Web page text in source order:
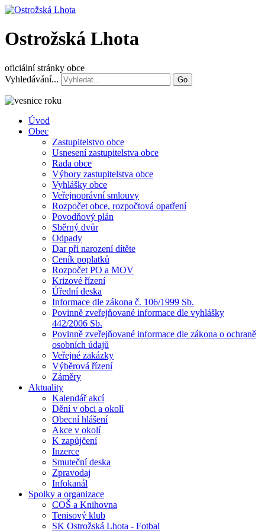
Ostrožská Lhota
oficiální stránky obce
Vyhledávání...
Go
Úvod
Obec
Zastupitelstvo obce
Usnesení zastupitelstva obce
Rada obce
Výbory zastupitelstva obce
Vyhlášky obce
Veřejnoprávní smlouvy
Rozpočet obce, rozpočtová opatření
Povodňový plán
Sběrný dvůr
Odpady
Dar při narození dítěte
Ceník poplatků
Rozpočet PO a MOV
Krizové řízení
Úřední deska
Informace dle zákona č. 106/1999 Sb.
Povinně zveřejňované informace dle vyhlášky
442/2006 Sb.
Povinně zveřejňované informace dle zákona o ochraně
osobních údajů
Veřejné zakázky
Výběrová řízení
Záměry
Aktuality
Kalendář akcí
Dění v obci a okolí
Obecní hlášení
Akce v okolí
K zapůjčení
Inzerce
Smuteční deska
Zpravodaj
Infokanál
Spolky a organizace
COŠ a Knihovna
Tenisový klub
SK Ostrožská Lhota - Fotbal